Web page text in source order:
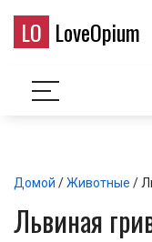
LO LoveOpium
Домой /Животные /
Львиная